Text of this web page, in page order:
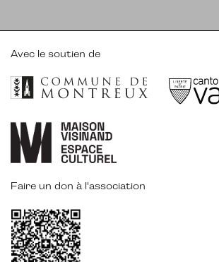
Avec le soutien de
Faire un don à l'association